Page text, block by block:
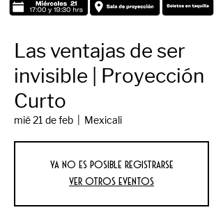
Las ventajas de ser
invisible | Proyección
Curto
mié 21 de feb Mexicali
Ya no es posible registrarse
Ver otros eventos